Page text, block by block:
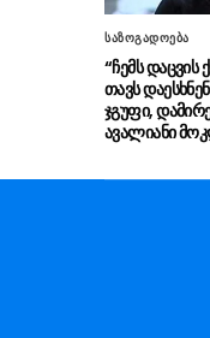
საზოგადოება
“ჩემს
თავს
ჯგუფი,
ავალიანი